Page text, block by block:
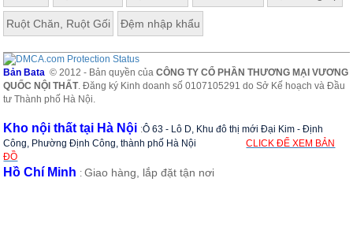
Ruột Chăn, Ruột Gối Đệm nhập khẩu
Bản Bata © 2012 - Bản quyền củaCÔNG TY CỔ PHẦN THƯƠNG MẠI VƯƠNG
QUỐC NỘI THẤT. Đăng ký Kinh doanh số 0107105291 do Sở Kế hoạch và Đầu
tư Thành phố Hà Nội.
Kho nội thất tại Hà Nội :Ô 63 - Lô D, Khu đô thị mới Đại Kim - Định
Công, Phường Định Công, thành phố Hà Nội
CLICK ĐỂ XEM BẢN
ĐỒ
Hồ Chí Minh :Giao hàng, lắp đặt tận nơi